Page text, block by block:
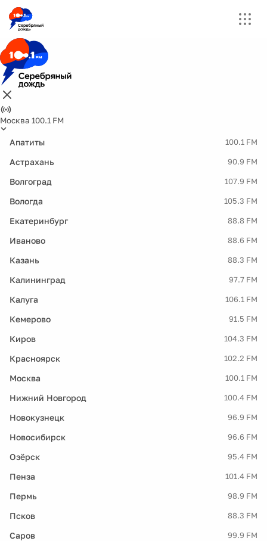
Москва 100.1 FM
Апатиты 100.1 FM
Астрахань 90.9 FM
Волгоград 107.9 FM
Вологда 105.3 FM
Екатеринбург 88.8 FM
Иваново 88.6 FM
Казань 88.3 FM
Калининград 97.7 FM
Калуга 106.1 FM
Кемерово 91.5 FM
Киров 104.3 FM
Красноярск 102.2 FM
Москва 100.1 FM
Нижний Новгород 100.4 FM
Новокузнецк 96.9 FM
Новосибирск 96.6 FM
Озёрск 95.4 FM
Пенза 101.4 FM
Пермь 98.9 FM
Псков 88.3 FM
Саров 99.9 FM